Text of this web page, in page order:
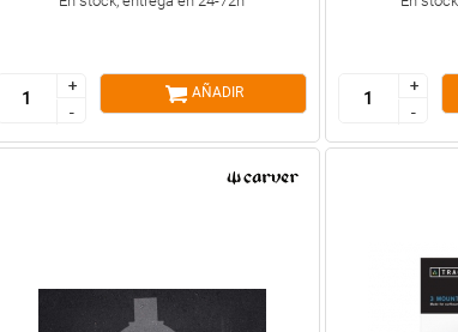
+
-
+
-
AÑADIR
+
-
+
-